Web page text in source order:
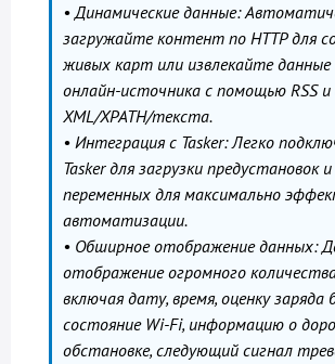
• Динамические данные:
загружайте контент по HTTP для
живых карт или извлекайте
онлайн-источника с помощью RSS и
XML/XPATH/текста.
• Интеграция с Tasker: Легко
Tasker для загрузки предустановок
переменных для максимально
автоматизации.
• Обширное отображение данных:
отображение огромного
включая дату, время, оценку заряда
состояние Wi-Fi, информацию о
обстановке, следующий сигнал